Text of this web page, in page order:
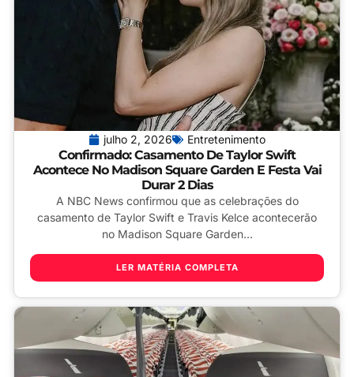
julho 2, 2026 Entretenimento
Confirmado: Casamento De Taylor Swift
Acontece No Madison Square Garden E Festa Vai
Durar 2 Dias
A NBC News confirmou que as celebrações do
casamento de Taylor Swift e Travis Kelce acontecerão
no Madison Square Garden...
LER MATÉRIA COMPLETA